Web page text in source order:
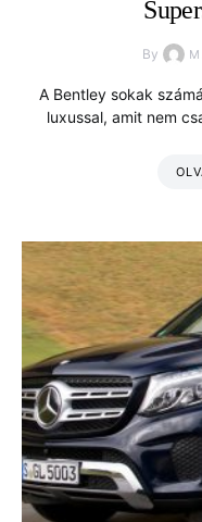
By
A Bentley sokak
luxussal, amit nem